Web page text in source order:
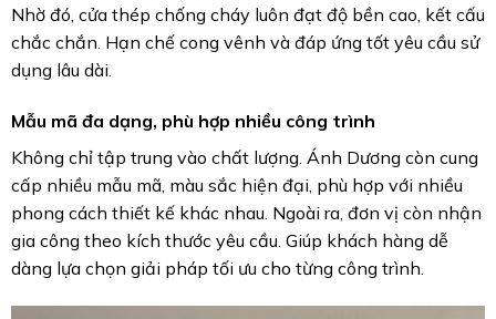
Nhờ đó, cửa thép chống cháy luôn đạt độ bền cao, kết cấu
chắc chắn. Hạn chế cong vênh và đáp ứng tốt yêu cầu sử
dụng lâu dài.
Mẫu mã đa dạng, phù hợp nhiều công trình
Không chỉ tập trung vào chất lượng. Ánh Dương còn cung
cấp nhiều mẫu mã, màu sắc hiện đại, phù hợp với nhiều
phong cách thiết kế khác nhau. Ngoài ra, đơn vị còn nhận
gia công theo kích thước yêu cầu. Giúp khách hàng dễ
dàng lựa chọn giải pháp tối ưu cho từng công trình.